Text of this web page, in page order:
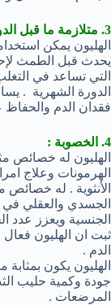
3. متلازمة ما قبل الدورة الشهرية :
الهليون يمكن
يحدث قبل الطمث
التي تساعد في
الدورة الشهرية .
فقدان الدم والحفاظ
4. الخصوبة :
الهليون له خصائص
الهرمونات وعلاج
الأنثوية . له
الجسدي والعقلي في
الجنسية ويعزز عدد
ثبت ان الهليون
الدم .
الهليون يكون
جودة وكمية حليب
المرضعات .